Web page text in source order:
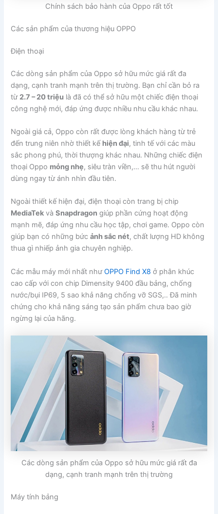
Chính sách bảo hành của Oppo rất tốt
Các sản phẩm của thương hiệu OPPO
Điện thoại
Các dòng sản phẩm của Oppo sở hữu mức giá rất đa
dạng, cạnh tranh mạnh trên thị trường. Bạn chỉ cần bỏ ra
từ 2.7 – 20 triệu là đã có thể sở hữu một chiếc điện thoại
công nghệ mới, đáp ứng được nhiều nhu cầu khác nhau.
Ngoài giá cả, Oppo còn rất được lòng khách hàng từ trẻ
đến trung niên nhờ thiết kế hiện đại, tinh tế với các màu
sắc phong phú, thời thượng khác nhau. Những chiếc điện
thoại Oppo mỏng nhẹ, siêu tràn viền,… sẽ thu hút người
dùng ngay từ ánh nhìn đầu tiên.
Ngoài thiết kế hiện đại, điện thoại còn trang bị chip
MediaTek vàSnapdragon giúp phần cứng hoạt động
mạnh mẽ, đáp ứng nhu cầu học tập, chơi game. Oppo còn
giúp bạn có những bứcảnh sắc nét, chất lượng HD không
thua gì nhiếp ảnh gia chuyên nghiệp.
Các mẫu máy mới nhất nhưOPPO Find X8 ở phân khúc
cao cấp với con chip Dimensity 9400 đầu bảng, chống
nước/bụi IP69, 5 sao khả năng chống vỡ SGS,.. Đã minh
chứng cho khả năng sáng tạo sản phẩm chưa bao giờ
ngừng lại của hãng.
Các dòng sản phẩm của Oppo sở hữu mức giá rất đa
dạng, cạnh tranh mạnh trên thị trường
Máy tính bảng